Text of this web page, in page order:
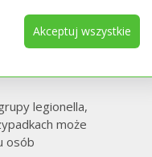
za pojawiające
wystąpić także
legionella,
może
osób
Akceptuj wszystkie